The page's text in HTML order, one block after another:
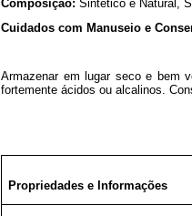
Composição:Sintético e Natural,
Cuidados com Manuseio e
Armazenar em lugar seco e bem
fortemente ácidos ou alcalinos.
Propriedades e Informações